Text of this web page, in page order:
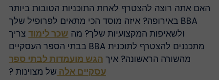
אתה רוצה להצטרף לאחת התוכניות הטובות ביותר
BBA באירופה? איזה מוסד הכי מתאים לפרופיל שלך
ולשאיפות המקצועיות שלך? מהשכר לימודצריך
מתכננים להצטרף לתוכנית BBA בבתי הספר העסקיים
מהשורה הראשונה? איךהגש מועמדות לבתי ספר
עסקיים אלהשל מצוינות ?